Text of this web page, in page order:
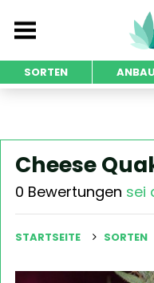
SORTEN ANBAU
Cheese
0 Bewertungen sei
STARTSEITE SORTEN